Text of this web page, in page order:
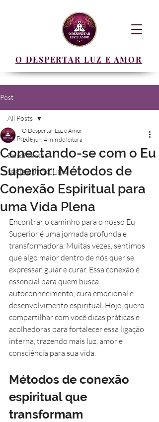
O DESPERTAR LUZ E AMOR
Post
All Posts
Depoimentos
SERIE AUTOAJUDA
All Posts
Conectando-se com o Eu
Superior: Métodos de
Conexão Espiritual para
uma Vida Plena
O Despertar Luz e Amor
1 de jun. 4 min de leitura
Encontrar o caminho para o nosso Eu
Superior é uma jornada profunda e
transformadora. Muitas vezes, sentimos
que algo maior dentro de nós quer se
expressar, guiar e curar. Essa conexão é
essencial para quem busca
autoconhecimento, cura emocional e
desenvolvimento espiritual. Hoje, quero
compartilhar com você dicas práticas e
acolhedoras para fortalecer essa ligação
interna, trazendo mais luz, amor e
consciência para sua vida.
Métodos de conexão
espiritual que
transformam